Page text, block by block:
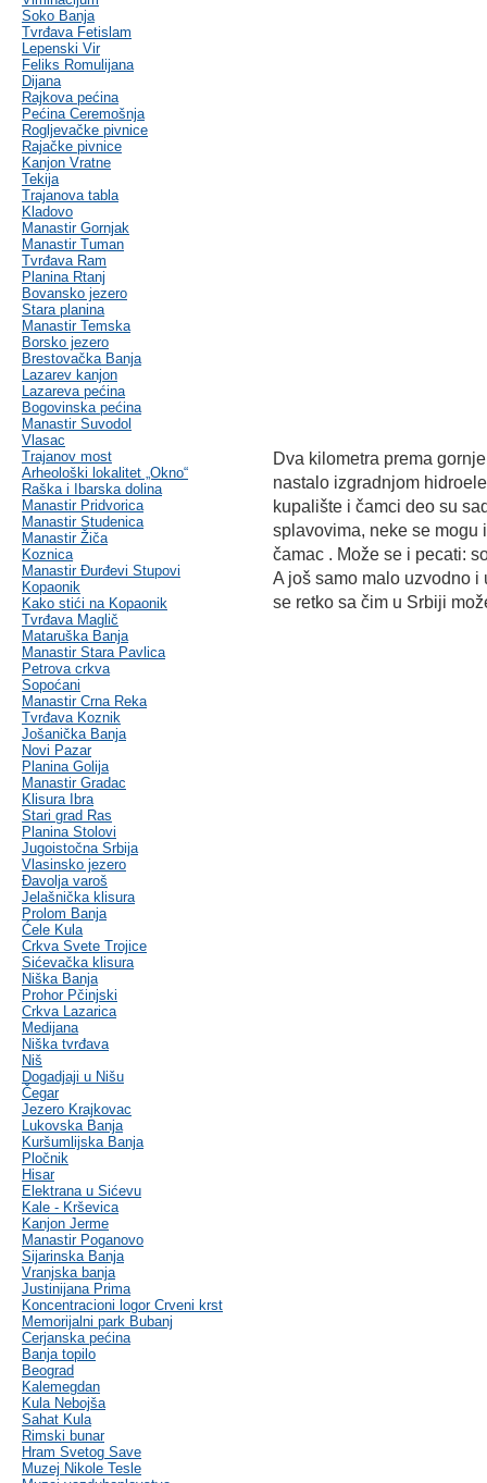
Soko Banja
Tvrđava Fetislam
Lepenski Vir
Feliks Romulijana
Dijana
Rajkova pećina
Pećina Ceremošnja
Rogljevačke pivnice
Rajačke pivnice
Kanjon Vratne
Tekija
Trajanova tabla
Kladovo
Manastir Gornjak
Manastir Tuman
Tvrđava Ram
Planina Rtanj
Bovansko jezero
Stara planina
Manastir Temska
Borsko jezero
Brestovačka Banja
Lazarev kanjon
Lazareva pećina
Bogovinska pećina
Manastir Suvodol
Vlasac
Trajanov most
Arheološki lokalitet „Okno“
Raška i Ibarska dolina
Manastir Pridvorica
Manastir Studenica
Manastir Žiča
Koznica
Manastir Đurđevi Stupovi
Kopaonik
Kako stići na Kopaonik
Tvrđava Maglič
Mataruška Banja
Manastir Stara Pavlica
Petrova crkva
Sopoćani
Manastir Crna Reka
Tvrđava Koznik
Jošanička Banja
Novi Pazar
Planina Golija
Manastir Gradac
Klisura Ibra
Stari grad Ras
Planina Stolovi
Jugoistočna Srbija
Vlasinsko jezero
Đavolja varoš
Jelašnička klisura
Prolom Banja
Ćele Kula
Crkva Svete Trojice
Sićevačka klisura
Niška Banja
Prohor Pčinjski
Crkva Lazarica
Medijana
Niška tvrđava
Niš
Dogadjaji u Nišu
Čegar
Jezero Krajkovac
Lukovska Banja
Kuršumlijska Banja
Pločnik
Hisar
Elektrana u Sićevu
Kale - Krševica
Kanjon Jerme
Manastir Poganovo
Sijarinska Banja
Vranjska banja
Justinijana Prima
Koncentracioni logor Crveni krst
Memorijalni park Bubanj
Cerjanska pećina
Banja topilo
Beograd
Kalemegdan
Kula Nebojša
Sahat Kula
Rimski bunar
Hram Svetog Save
Muzej Nikole Tesle
Dva kilometra prema
nastalo izgradnjom
kupalište i čamci deo su
splavovima, neke se mogu
čamac . Može se i pecati:
A još samo malo uzvodno
se retko sa čim u Srbiji